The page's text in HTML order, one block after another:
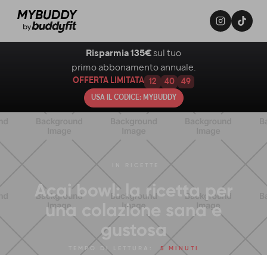
Acai bowl: la ricetta per
una colazione sana e
gustosa
TEMPO DI LETTURA: 5 MINUTI
Risparmia 135€ sul tuo
primo abbonamento annuale.
OFFERTA LIMITATA 12 40 48
USA IL CODICE: MYBUDDY